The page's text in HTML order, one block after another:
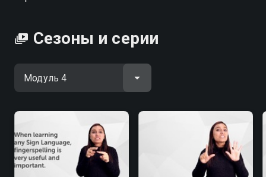
Посмотреть онлайн 4 сезон сериала Курс
совершенно бесплатно в хорошем HD качестве на
hophop.tvСезоны и серии